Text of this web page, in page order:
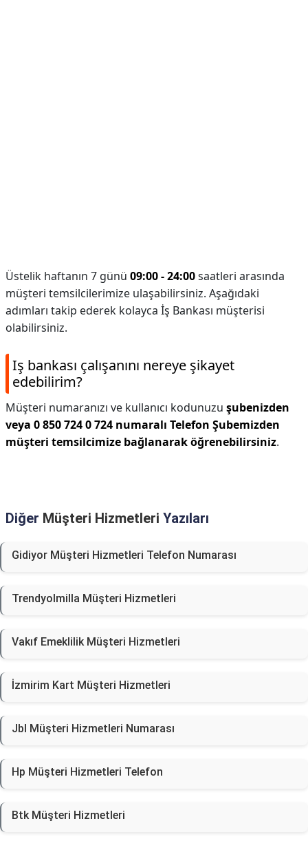
Üstelik haftanın 7 günü 09:00 - 24:00saatleri arasında
müşteri temsilcilerimize ulaşabilirsiniz. Aşağıdaki
adımları takip ederek kolayca İş Bankası müşterisi
olabilirsiniz.
Iş bankası çalışanını nereye şikayet
edebilirim?
Müşteri numaranızı ve kullanıcı kodunuzu şubenizden
veya 0 850 724 0 724 numaralı Telefon Şubemizden
müşteri temsilcimize bağlanarak öğrenebilirsiniz.
Diğer Müşteri Hizmetleri Yazıları
Gidiyor Müşteri Hizmetleri Telefon Numarası
Trendyolmilla Müşteri Hizmetleri
Vakıf Emeklilik Müşteri Hizmetleri
İzmirim Kart Müşteri Hizmetleri
Jbl Müşteri Hizmetleri Numarası
Hp Müşteri Hizmetleri Telefon
Btk Müşteri Hizmetleri